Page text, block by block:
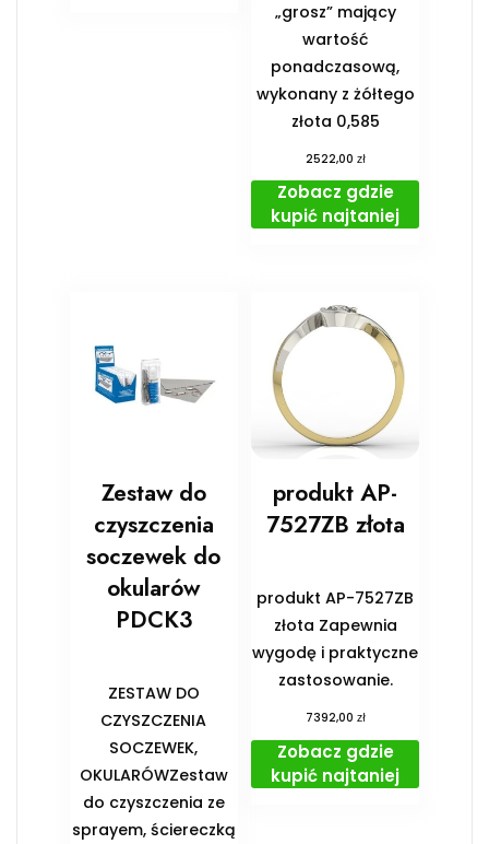
„grosz” mający
wartość
ponadczasową,
wykonany z żółtego
złota 0,585
2522,00 zł
Zobacz gdzie
kupić najtaniej
Zestaw do
czyszczenia
soczewek do
okularów
PDCK3
ZESTAW DO
CZYSZCZENIA
SOCZEWEK,
OKULARÓWZestaw
do czyszczenia ze
sprayem, ściereczką
produkt AP-
7527ZB złota
produkt AP-7527ZB
złota Zapewnia
wygodę i praktyczne
zastosowanie.
7392,00 zł
Zobacz gdzie
kupić najtaniej